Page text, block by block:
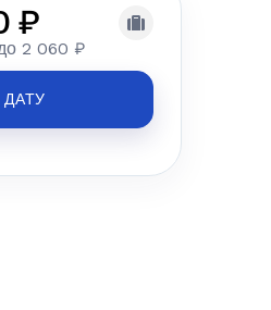
₽
2 060 ₽